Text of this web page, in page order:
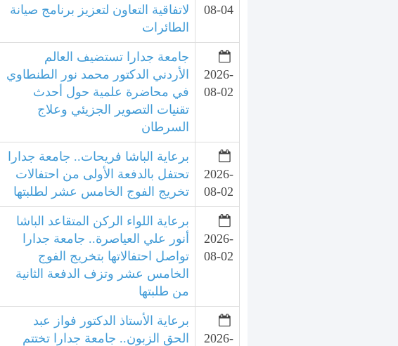
لاتفاقية التعاون لتعزيز برنامج صيانة
الطائرات
08-04
جامعة جدارا تستضيف العالم
الأردني الدكتور محمد نور الطنطاوي
في محاضرة علمية حول أحدث
تقنيات التصوير الجزيئي وعلاج
السرطان
2026-
08-02
برعاية الباشا فريحات.. جامعة جدارا
تحتفل بالدفعة الأولى من احتفالات
تخريج الفوج الخامس عشر لطلبتها
2026-
08-02
برعاية اللواء الركن المتقاعد الباشا
أنور علي العياصرة.. جامعة جدارا
تواصل احتفالاتها بتخريج الفوج
الخامس عشر وتزف الدفعة الثانية
من طلبتها
2026-
08-02
برعاية الأستاذ الدكتور فواز عبد
الحق الزبون.. جامعة جدارا تختتم
2026-